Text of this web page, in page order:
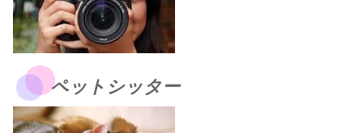
ペットシッター